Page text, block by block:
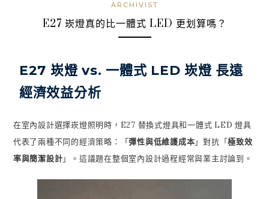
ARCHIVIST
E27 崁燈真的比一體式 LED 更划算嗎？
E27 崁燈 vs. 一體式 LED 崁燈 長遠
經濟效益分析
在室內設計選擇崁燈照明時，E27 替換式燈具和一體式 LED 燈具
代表了兩種不同的經濟策略：「彈性與低維護成本」對抗「極致效
率與簡潔設計」。這議題在整個室內設計過程經常與業主討論到。